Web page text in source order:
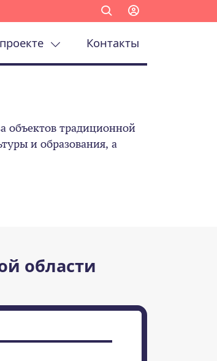
Контакты
объектов традиционной
и образования, а
области